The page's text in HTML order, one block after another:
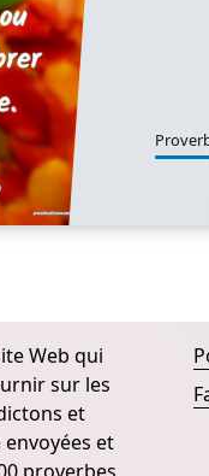
Web qui
sur les
et
et